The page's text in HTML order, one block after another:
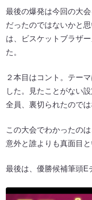
最後の爆発は今回の大
だったのではないかと
は、ビスケットブラザ
た。
２本目はコント。テー
した。見たことがない
全員、裏切られたので
この大会でわかったの
意外と誰よりも真面目と
最後は、優勝候補筆頭E